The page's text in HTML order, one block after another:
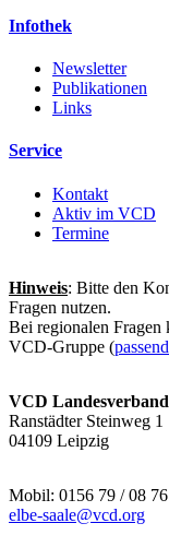
Infothek
Newsletter
Publikationen
Links
Service
Kontakt
Aktiv im VCD
Termine
Hinweis: Bitte den
Fragen nutzen.
Bei regionalen Fragen
VCD-Gruppe (
VCD
Ranstädter Steinweg 1
04109 Leipzig
Mobil: 0156 79 / 08
elbe-saale@vcd.org